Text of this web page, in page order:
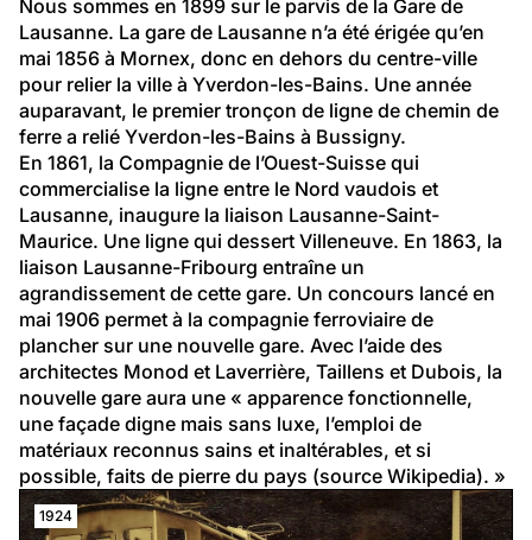
Nous sommes en 1899 sur le parvis de la Gare de
Lausanne. La gare de Lausanne n’a été érigée qu’en
mai 1856 à Mornex, donc en dehors du centre-ville
pour relier la ville à Yverdon-les-Bains. Une année
auparavant, le premier tronçon de ligne de chemin de
ferre a relié Yverdon-les-Bains à Bussigny.
En 1861, la Compagnie de l’Ouest-Suisse qui
commercialise la ligne entre le Nord vaudois et
Lausanne, inaugure la liaison Lausanne-Saint-
Maurice. Une ligne qui dessert Villeneuve. En 1863, la
liaison Lausanne-Fribourg entraîne un
agrandissement de cette gare. Un concours lancé en
mai 1906 permet à la compagnie ferroviaire de
plancher sur une nouvelle gare. Avec l’aide des
architectes Monod et Laverrière, Taillens et Dubois, la
nouvelle gare aura une « apparence fonctionnelle,
une façade digne mais sans luxe, l’emploi de
matériaux reconnus sains et inaltérables, et si
possible, faits de pierre du pays (source Wikipedia). »
1924